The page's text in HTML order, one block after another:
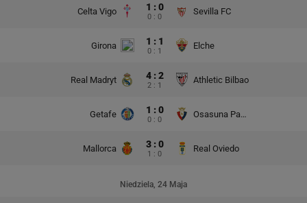
Celta Vigo 1 : 0
0 : 0
Sevilla FC
Girona 1 : 1
0 : 1
Elche
Real Madryt 4 : 2
2 : 1
Athletic Bilbao
Getafe 1 : 0
0 : 0
Osasuna Pampeluna
Mallorca 3 : 0
1 : 0
Real Oviedo
Niedziela, 24 Maja